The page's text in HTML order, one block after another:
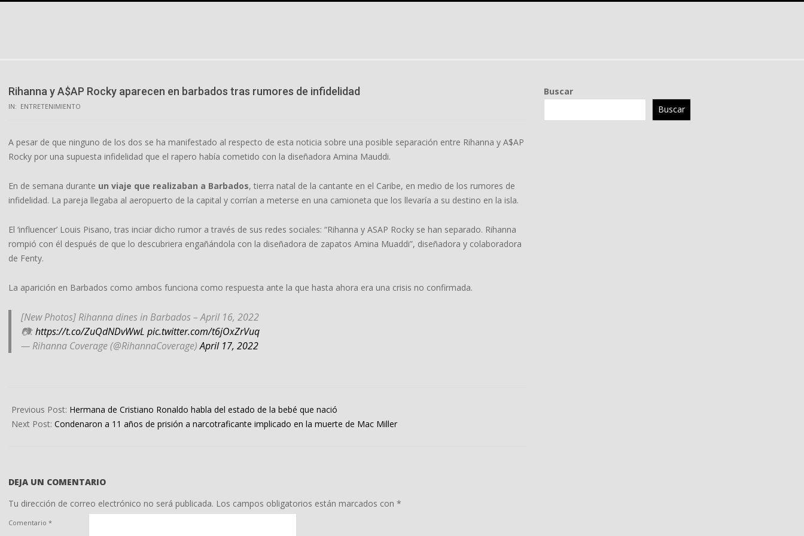
Rihanna y A$AP Rocky aparecen en barbados tras rumores de infidelidad
IN: ENTRETENIMIENTO
A pesar de que ninguno de los dos se ha manifestado al respecto de esta noticia sobre una posible separación entre Rihanna y A$AP
Rocky por una supuesta infidelidad que el rapero había cometido con la diseñadora Amina Mauddi.
En de semana durante un viaje que realizaban a Barbados, tierra natal de la cantante en el Caribe, en medio de los rumores de
infidelidad. La pareja llegaba al aeropuerto de la capital y corrían a meterse en una camioneta que los llevaría a su destino en la isla.
El ‘influencer’ Louis Pisano, tras inciar dicho rumor a través de sus redes sociales: “Rihanna y ASAP Rocky se han separado. Rihanna
rompió con él después de que lo descubriera engañándola con la diseñadora de zapatos Amina Muaddi”, diseñadora y colaboradora
de Fenty.
La aparición en Barbados como ambos funciona como respuesta ante la que hasta ahora era una crisis no confirmada.
[New Photos] Rihanna dines in Barbados – April 16, 2022
📷:https://t.co/ZuQdNDvWwL pic.twitter.com/t6jOxZrVuq
— Rihanna Coverage (@RihannaCoverage)April 17, 2022
04-
19
Previous Post: Hermana de Cristiano Ronaldo habla del estado de la bebé que nació
Next Post: Condenaron a 11 años de prisión a narcotraficante implicado en la muerte de Mac Miller
DEJA UN COMENTARIO
Tu dirección de correo electrónico no será publicada. Los campos obligatorios están marcados con *
Comentario *
Buscar
Buscar